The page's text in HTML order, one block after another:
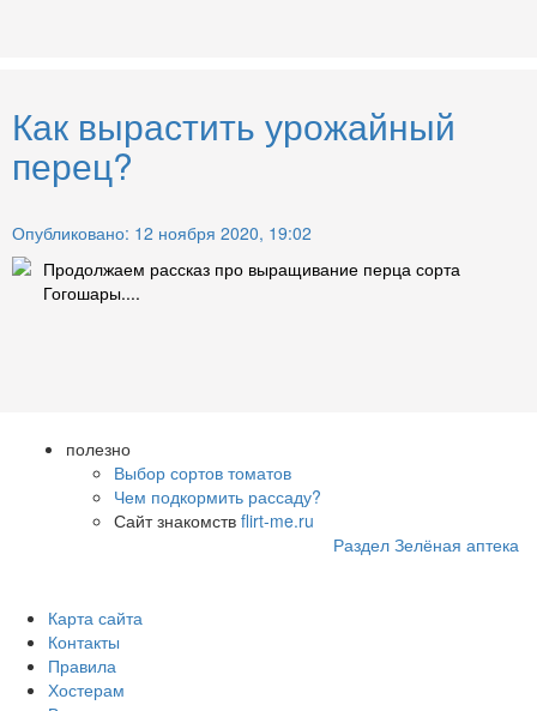
Как вырастить урожайный
перец?
Опубликовано: 12 ноября 2020, 19:02
Продолжаем рассказ про выращивание перца сорта
Гогошары....
полезно
Выбор сортов томатов
Чем подкормить рассаду?
Сайт знакомств flirt-me.ru
Раздел Зелёная аптека
Карта сайта
Контакты
Правила
Хостерам